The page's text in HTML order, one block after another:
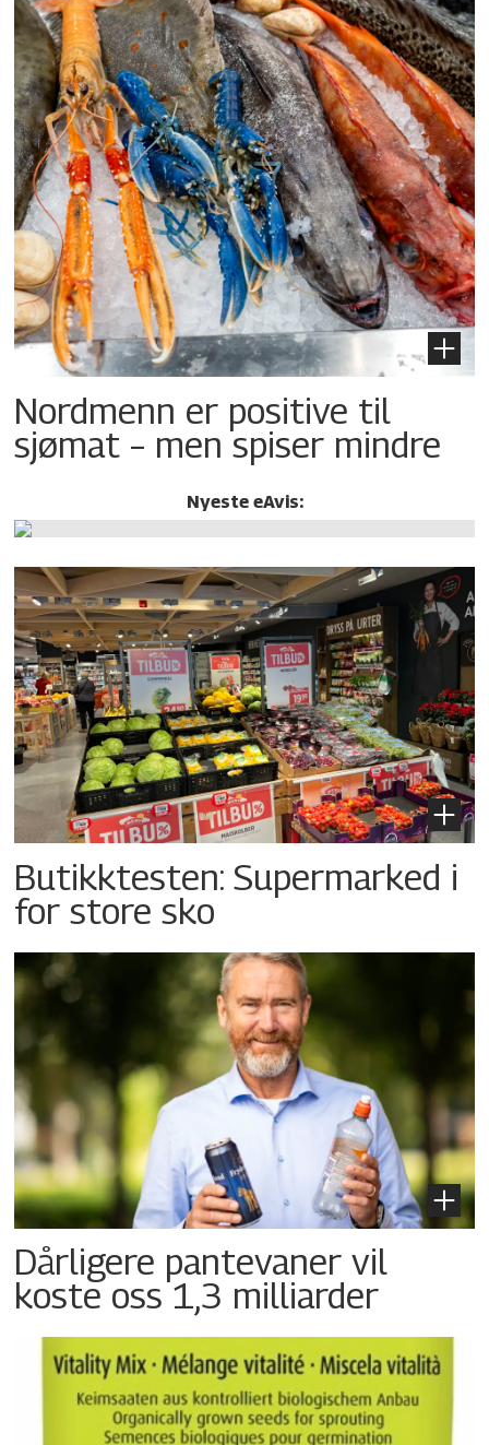
Nordmenn er positive til
sjømat – men spiser mindre
Nyeste eAvis:
Butikktesten: Supermarked i
for store sko
Dårligere pantevaner vil
koste oss 1,3 milliarder